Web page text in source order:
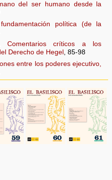
del ser humano desde la
política (de la
Comentarios críticos a los
Derecho de Hegel , 85-98
entre los poderes ejecutivo,